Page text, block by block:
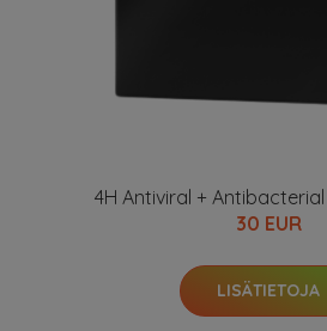
4H Antiviral +
30 EUR
LISÄTIETOJA